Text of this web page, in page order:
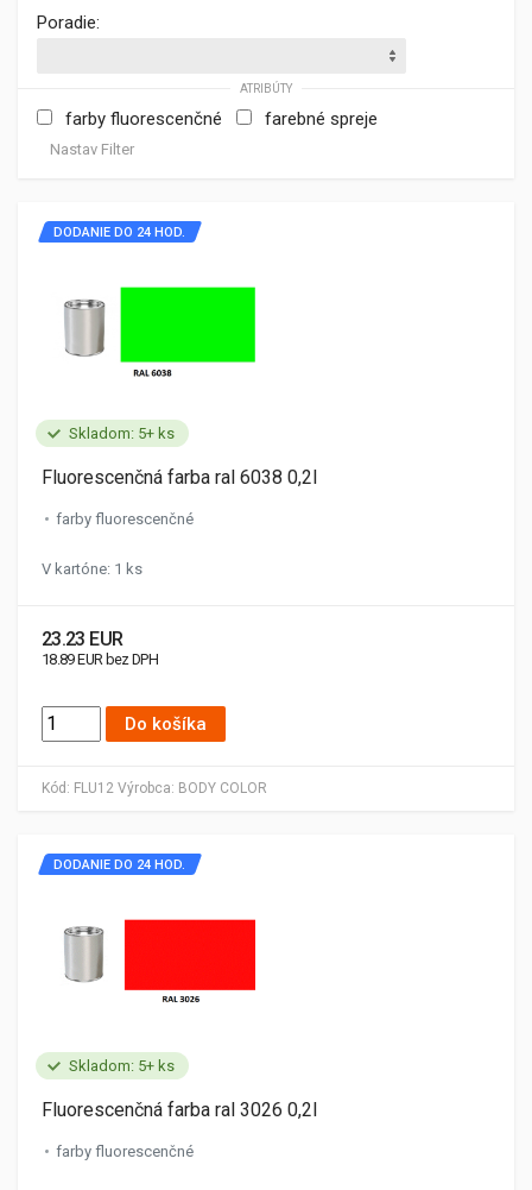
Poradie:
ATRIBÚTY
farby fluorescenčné farebné spreje
Nastav Filter
Skladom: 5+ ks
Kód: FLU12 Výrobca: BODY COLOR
DODANIE DO 24 HOD.
Fluorescenčná farba ral 6038 0,2l
farby fluorescenčné
V kartóne: 1 ks
23.23 EUR
18.89 EUR bez DPH
Do košíka
Skladom: 5+ ks
DODANIE DO 24 HOD.
Fluorescenčná farba ral 3026 0,2l
farby fluorescenčné